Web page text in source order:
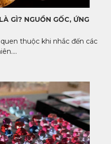
GÌ? NGUỒN GỐC, ỨNG
thuộc khi nhắc đến các